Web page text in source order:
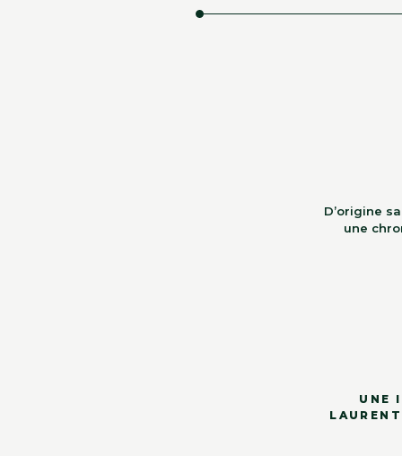
D’origine
une
UNE